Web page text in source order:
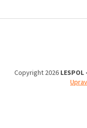
Copyright 2026